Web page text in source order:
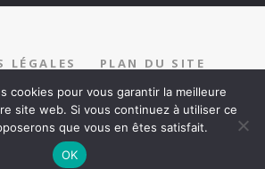
LÉGALES
PLAN DU SITE
PARTENARIAT CONTACT
cookies pour vous garantir la meilleure
site web. Si vous continuez à utiliser ce
que vous en êtes satisfait.
OK